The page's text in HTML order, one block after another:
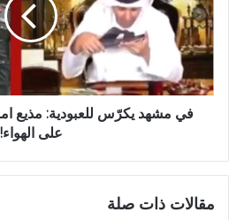
في مشهد يكرّس للعبودية: مذيع
على الهواء!
مقالات ذات صلة